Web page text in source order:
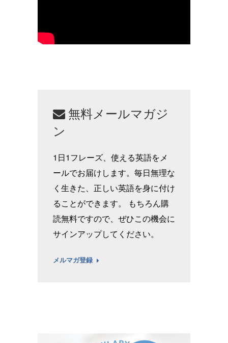
無料メールマガジ
ン
1日1フレーズ、使える英語をメ
ールでお届けします。毎日無理な
く生きた、正しい英語を身に付け
ることができます。 もちろん購
読無料ですので、ぜひこの機会に
サインアップしてください。
メルマガ登録